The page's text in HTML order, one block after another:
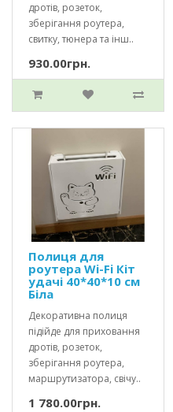
дротів, розеток,
зберігання роутера,
свитку, тюнера та інш..
930.00грн.
Полиця для
роутера Wi-Fi Кіт
удачі 40*40*10 см
Біла
Декоративна полиця
підійде для приховання
дротів, розеток,
зберігання роутера,
маршрутизатора, свічу..
1 780.00грн.